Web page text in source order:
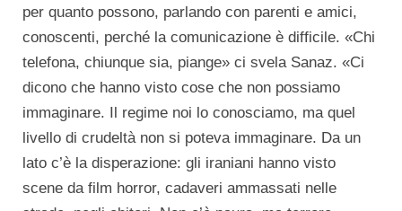
per quanto possono, parlando con parenti e amici,
conoscenti, perché la comunicazione è difficile. «Chi
telefona, chiunque sia, piange» ci svela Sanaz. «Ci
dicono che hanno visto cose che non possiamo
immaginare. Il regime noi lo conosciamo, ma quel
livello di crudeltà non si poteva immaginare. Da un
lato c’è la disperazione: gli iraniani hanno visto
scene da film horror, cadaveri ammassati nelle